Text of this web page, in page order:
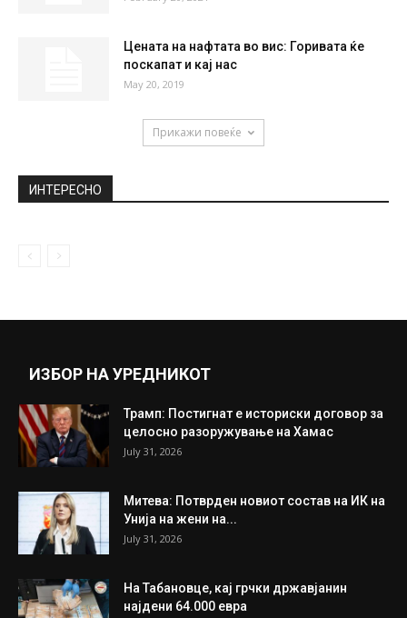
Цената на нафтата во вис: Горивата ќе
поскапат и кај нас
May 20, 2019
Прикажи повеќе
ИНТЕРЕСНО
ИЗБОР НА УРЕДНИКОТ
Трамп: Постигнат е историски договор за
целосно разоружување на Хамас
July 31, 2026
Митева: Потврден новиот состав на ИК на
Унија на жени на...
July 31, 2026
На Табановце, кај грчки државјанин
најдени 64.000 евра